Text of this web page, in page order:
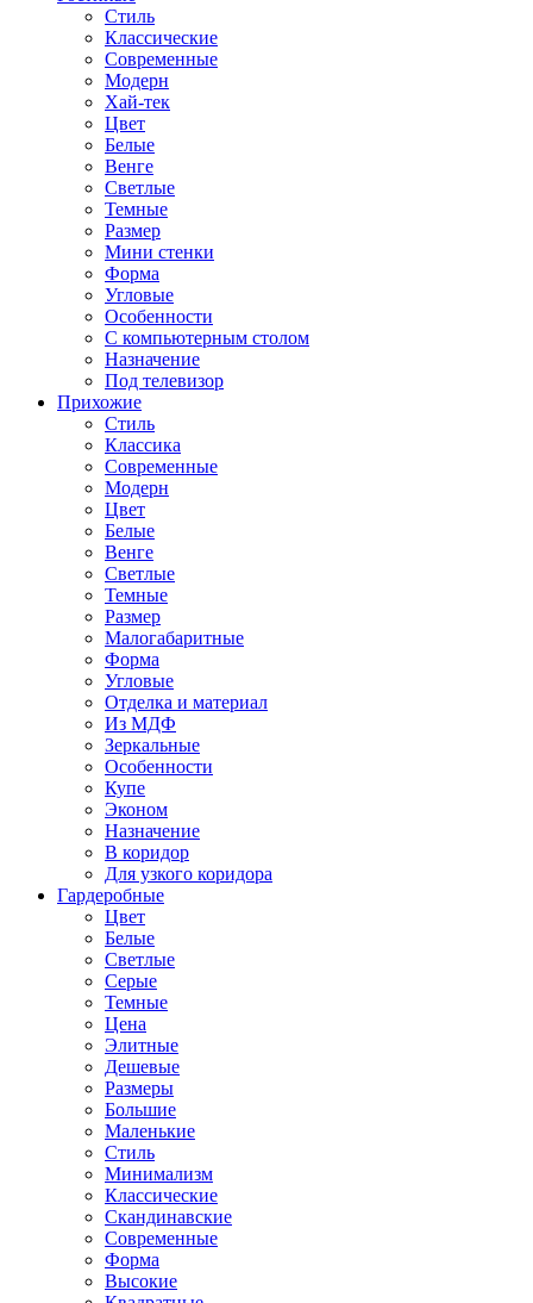
Стиль
Классические
Современные
Модерн
Хай-тек
Цвет
Белые
Венге
Светлые
Темные
Размер
Мини стенки
Форма
Угловые
Особенности
С компьютерным столом
Назначение
Под телевизор
Прихожие
Стиль
Классика
Современные
Модерн
Цвет
Белые
Венге
Светлые
Темные
Размер
Малогабаритные
Форма
Угловые
Отделка и материал
Из МДФ
Зеркальные
Особенности
Купе
Эконом
Назначение
В коридор
Для узкого коридора
Гардеробные
Цвет
Белые
Светлые
Серые
Темные
Цена
Элитные
Дешевые
Размеры
Большие
Маленькие
Стиль
Минимализм
Классические
Скандинавские
Современные
Форма
Высокие